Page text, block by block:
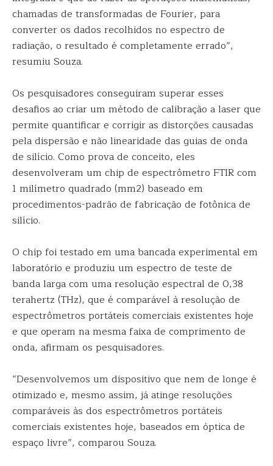
chamadas de transformadas de Fourier, para
converter os dados recolhidos no espectro de
radiação, o resultado é completamente errado”,
resumiu Souza.
Os pesquisadores conseguiram superar esses
desafios ao criar um método de calibração a laser que
permite quantificar e corrigir as distorções causadas
pela dispersão e não linearidade das guias de onda
de silício. Como prova de conceito, eles
desenvolveram um chip de espectrômetro FTIR com
1 milímetro quadrado (mm2) baseado em
procedimentos-padrão de fabricação de fotônica de
silício.
O chip foi testado em uma bancada experimental em
laboratório e produziu um espectro de teste de
banda larga com uma resolução espectral de 0,38
terahertz (THz), que é comparável à resolução de
espectrômetros portáteis comerciais existentes hoje
e que operam na mesma faixa de comprimento de
onda, afirmam os pesquisadores.
“Desenvolvemos um dispositivo que nem de longe é
otimizado e, mesmo assim, já atinge resoluções
comparáveis às dos espectrômetros portáteis
comerciais existentes hoje, baseados em óptica de
espaço livre”, comparou Souza.